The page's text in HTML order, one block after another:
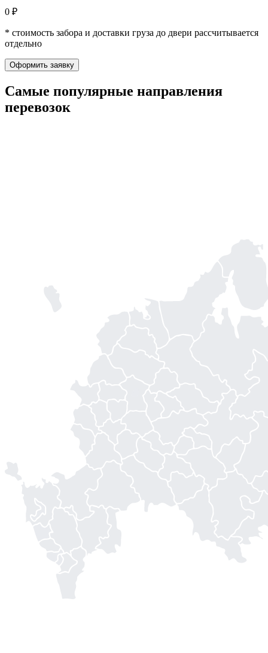
0 ₽
* стоимость забора и доставки груза до двери рассчитывается
отдельно
Оформить заявку
Самые популярные направления
перевозок